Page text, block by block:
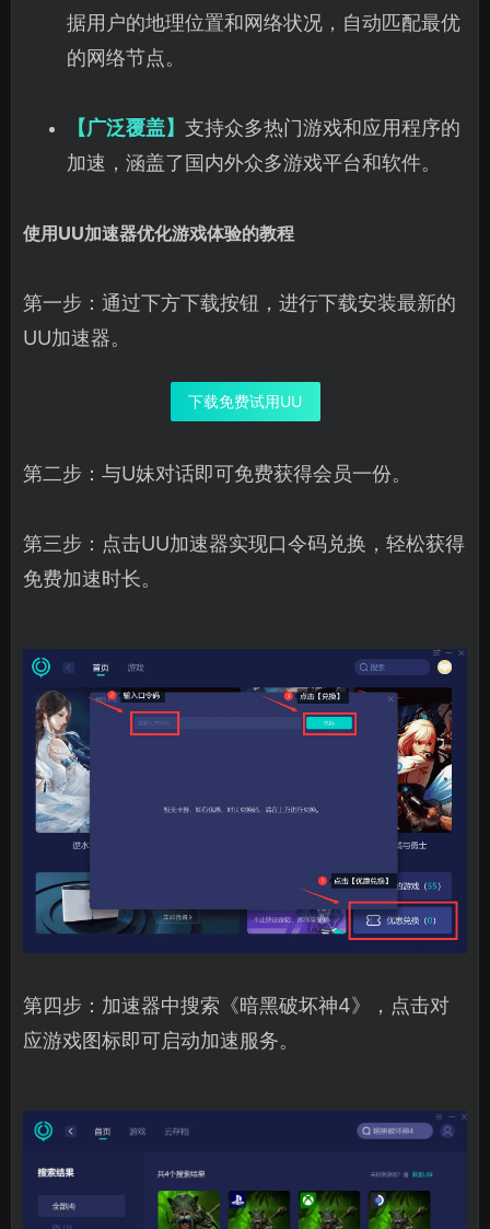
据用户的地理位置和网络状况，自动匹配最优
的网络节点。
【广泛覆盖】 支持众多热门游戏和应用程序的
加速，涵盖了国内外众多游戏平台和软件。
使用UU加速器优化游戏体验的教程
第一步：通过下方下载按钮，进行下载安装最新的
UU加速器。
下载免费试用UU
第二步：与U妹对话即可免费获得会员一份。
第三步：点击UU加速器实现口令码兑换，轻松获得
免费加速时长。
第四步：加速器中搜索《暗黑破坏神4》，点击对
应游戏图标即可启动加速服务。